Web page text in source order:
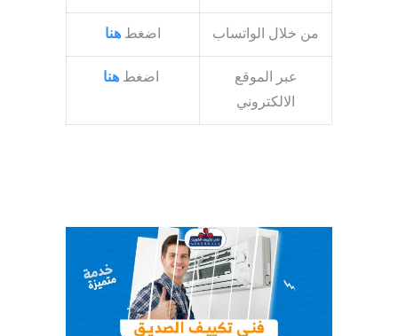
من خلال الواتساب
اضغطهنا
عبر الموقع
الالكتروني
اضغطهنا